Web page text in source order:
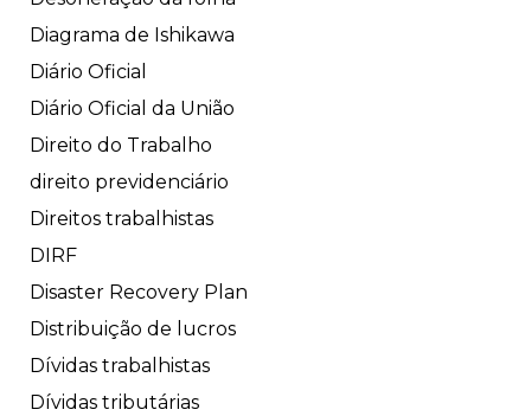
Diagrama de Ishikawa
Diário Oficial
Diário Oficial da União
Direito do Trabalho
direito previdenciário
Direitos trabalhistas
DIRF
Disaster Recovery Plan
Distribuição de lucros
Dívidas trabalhistas
Dívidas tributárias